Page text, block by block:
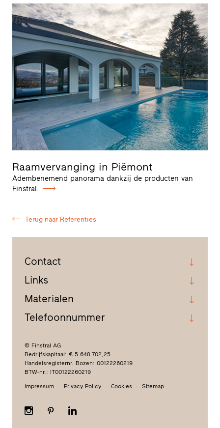
Raamvervanging in Piëmont
Adembenemend panorama dankzij de producten van
Finstral.
Terug naar Referenties
Contact
Links
Materialen
Telefoonnummer
© Finstral AG
Bedrijfskapitaal: € 5.648.702,25
Handelsregisternr. Bozen: 00122260219
BTW-nr.: IT00122260219
Impressum Privacy Policy Cookies Sitemap